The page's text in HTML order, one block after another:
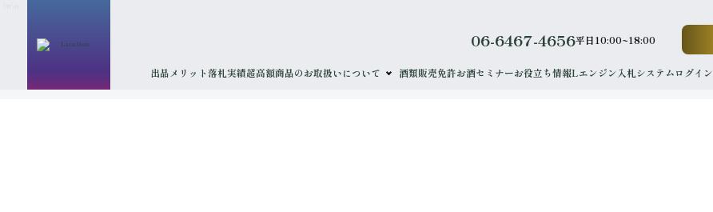
出品メリット落札実績超高額商品のお取扱いについて 酒類販売免許お酒セミナーお役立ち情報Lエンジン入札システムログイン
06-6467-4656平日10:00~18:00